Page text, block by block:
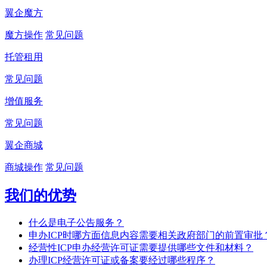
翼企魔方
魔方操作 常见问题
托管租用
常见问题
增值服务
常见问题
翼企商城
商城操作 常见问题
我们的优势
什么是电子公告服务？
申办ICP时哪方面信息内容需要相关政府部门的前置审批
经营性ICP申办经营许可证需要提供哪些文件和材料？
办理ICP经营许可证或备案要经过哪些程序？